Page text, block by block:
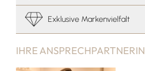
IHRE ANSPRECHPARTNERIN
Exklusive Markenvielfalt